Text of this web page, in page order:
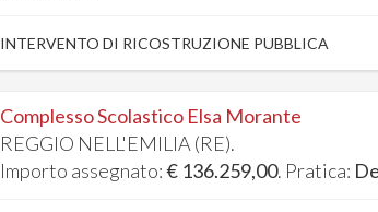
INTERVENTO DI RICOSTRUZIONE PUBBLICA
Complesso Scolastico Elsa Morante
REGGIO NELL'EMILIA (RE).
Importo assegnato:€ 136.259,00. Pratica: